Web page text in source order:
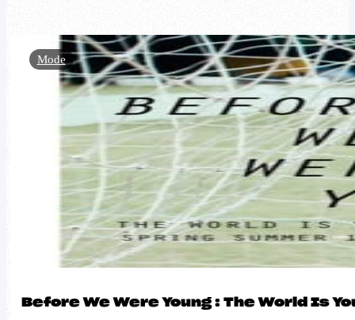
Before We Were Young : The World Is
Mode